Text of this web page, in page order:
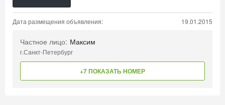
Дата размещения объявления: 19.01.2015
Частное лицо: Максим
г.Санкт-Петербург
+7 ПОКАЗАТЬ НОМЕР